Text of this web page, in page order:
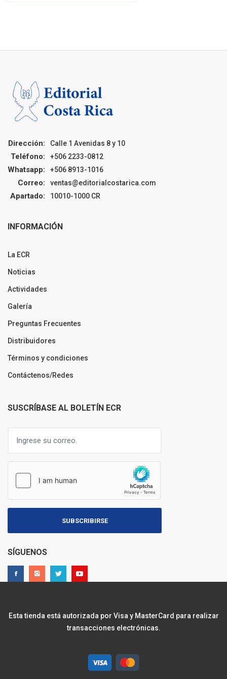
Dirección: Calle 1 Avenidas 8 y 10
Teléfono: +506 2233-0812
Whatsapp: +506 8913-1016
Correo: ventas@editorialcostarica.com
Apartado: 10010-1000 CR
INFORMACIÓN
La ECR
Noticias
Actividades
Galería
Preguntas Frecuentes
Distribuidores
Términos y condiciones
Contáctenos/Redes
SUSCRÍBASE AL BOLETÍN ECR
SUBSCRIBIRSE
SÍGUENOS
Esta tienda está autorizada por Visa y MasterCard para realizar
transacciones electrónicas.